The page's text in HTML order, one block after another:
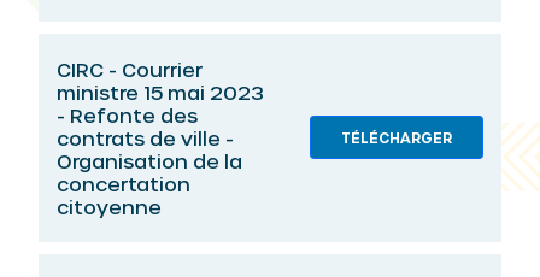
CIRC - Courrier
ministre 15 mai 2023
- Refonte des
contrats de ville -
Organisation de la
concertation
citoyenne
TÉLÉCHARGER